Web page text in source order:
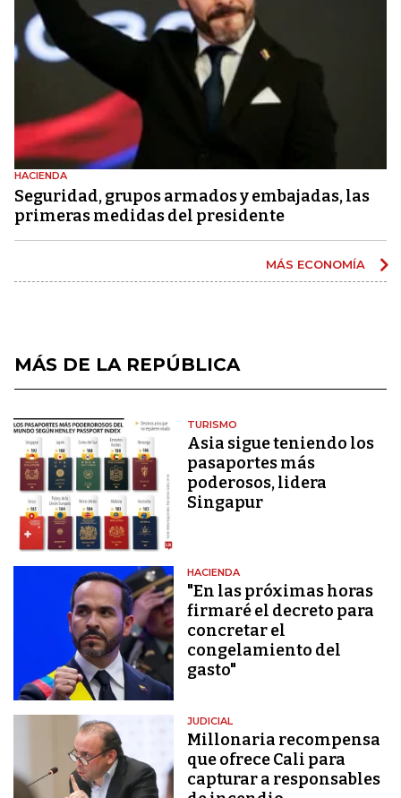
HACIENDA
Seguridad, grupos armados y embajadas, las
primeras medidas del presidente
MÁS ECONOMÍA
MÁS DE LA REPÚBLICA
TURISMO
Asia sigue teniendo los
pasaportes más
poderosos, lidera
Singapur
HACIENDA
"En las próximas horas
firmaré el decreto para
concretar el
congelamiento del
gasto"
JUDICIAL
Millonaria recompensa
que ofrece Cali para
capturar a responsables